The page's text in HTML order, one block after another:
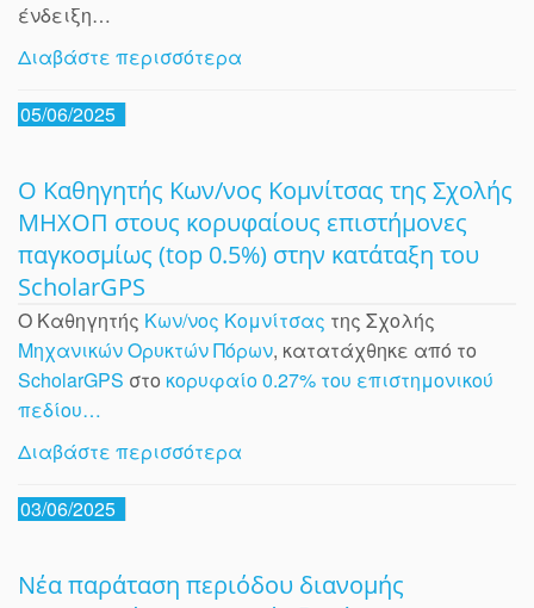
ένδειξη…
Διαβάστε περισσότερα
05/06/2025
Ο Καθηγητής Κων/νος Κομνίτσας της Σχολής
ΜΗΧΟΠ στους κορυφαίους επιστήμονες
παγκοσμίως (top 0.5%) στην κατάταξη του
ScholarGPS
Ο Kαθηγητής Κων/νος Κομνίτσας της Σχολής
Μηχανικών Ορυκτών Πόρων, κατατάχθηκε από το
ScholarGPS στο κορυφαίο 0.27% του επιστημονικού
πεδίου…
Διαβάστε περισσότερα
03/06/2025
Νέα παράταση περιόδου διανομής